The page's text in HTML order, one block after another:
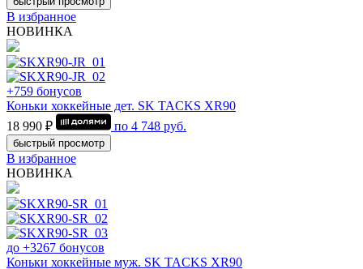
В избранное
НОВИНКА
+759 бонусов
Коньки хоккейные дет. SK TACKS XR90
18 990 ₽
по 4 748 руб.
быстрый просмотр
В избранное
НОВИНКА
до +3267 бонусов
Коньки хоккейные муж. SK TACKS XR90